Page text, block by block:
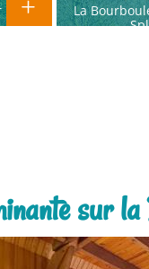
La
sur